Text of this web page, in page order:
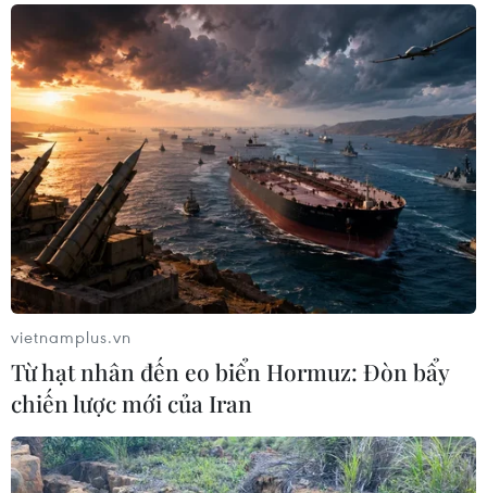
Theo dõi VietnamPlus
TIN LIÊN QUAN
vietnamplus.vn
Từ hạt nhân đến eo biển Hormuz: Đòn bẩy
chiến lược mới của Iran